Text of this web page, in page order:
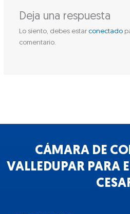
Deja una respuesta
Lo siento, debes estar conectado
comentario.
CÁMARA DE
VALLEDUPAR PARA